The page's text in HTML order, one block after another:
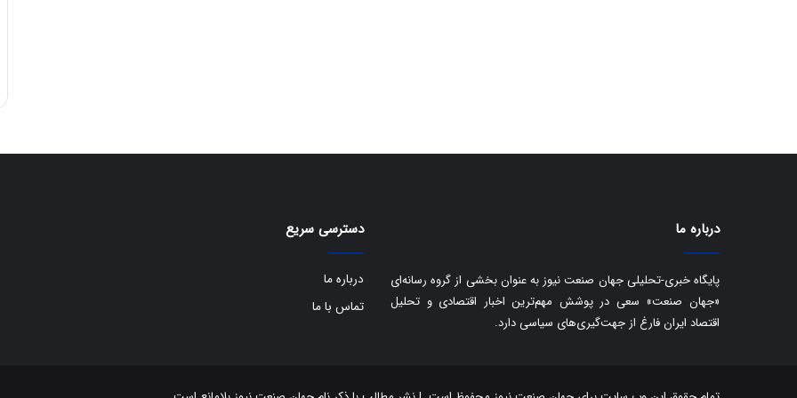
درباره ما
پایگاه خبری-تحلیلی جهان صنعت نیوز به عنوان بخشی از گروه رسانه‌ای
«جهان صنعت» سعی در پوشش مهم‌ترین اخبار اقتصادی و تحلیل
اقتصاد ایران فارغ از جهت‌گیری‌های سیاسی دارد.
دسترسی سریع
درباره ما
تماس با ما